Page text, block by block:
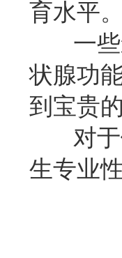
育水平
一些
状腺功
到宝贵
对于
生专业